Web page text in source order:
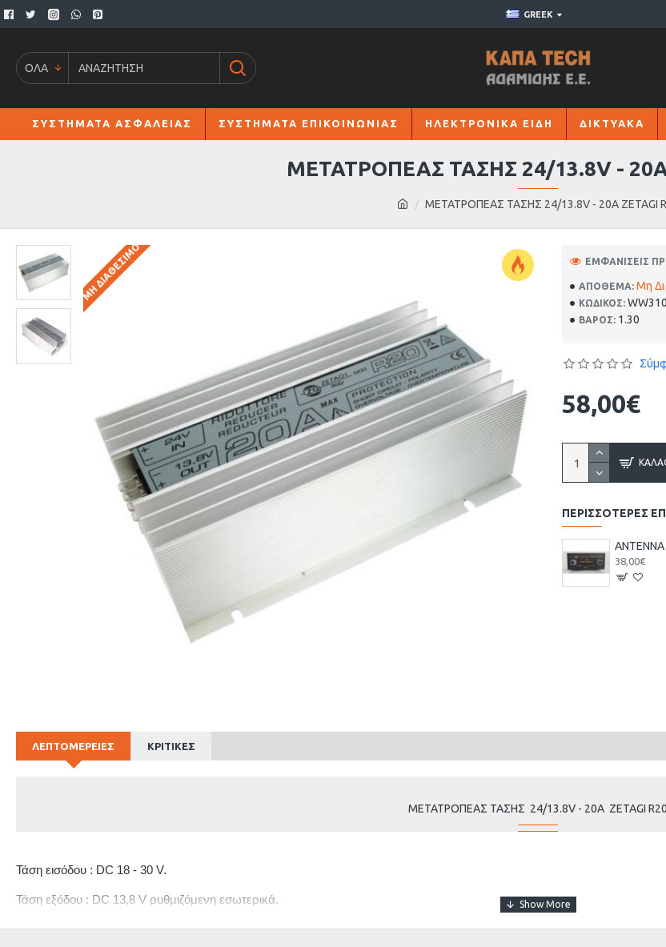
GREEK
ΟΛΑ
ΣΥΣΤΗΜΑΤΑ ΑΣΦΑΛΕΙΑΣ ΣΥΣΤΗΜΑΤΑ ΕΠΙΚΟΙΝΩΝΙΑΣ ΗΛΕΚΤΡΟΝΙΚΑ ΕΙΔΗ ΔΙΚΤΥΑΚΑ
ΜΕΤΑΤΡΟΠΕΑΣ ΤΑΣΗΣ 24/13.8V - 20A ZETAGI
ΜΕΤΑΤΡΟΠΕΑΣ ΤΑΣΗΣ 24/13.8V - 20A
ΜΗ ΔΙΑΘΈΣΙΜΟ ΑΠΌΘΕΜΑ: Μη
ΚΩΔΙΚΟΣ:
ΒΑΡΟΣ: 1.30
ΕΜΦΑΝΊΣΕΙΣ
58,00€
ΠΕΡΙΣΣΌΤΕΡΕΣ
38,00€
ΛΕΠΤΟΜΕΡΕΙΕΣ ΚΡΙΤΙΚΕΣ
ΜΕΤΑΤΡΟΠΕΑΣ ΤΑΣΗΣ 24/13.8V - 20A ZETAGI R20
Τάση εισόδου : DC 18 - 30 V.
Τάση εξόδου : DC 13,8 V ρυθμιζόμενη εσωτερικά.
Μέγιστο φορτίο : 20 A.